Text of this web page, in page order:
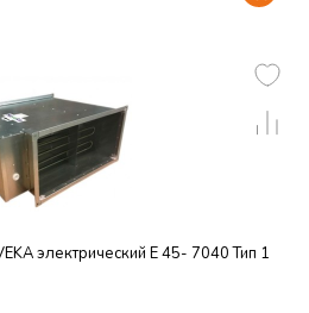
электрический E 45- 7040 Тип 1